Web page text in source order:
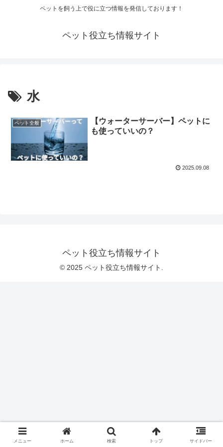
ペットを飼う上で役に立つ情報を発信しております！
ペット役立ち情報サイト
水
ペット全般
【ウォーターサーバー】ペットに
も使っていいの？
2025.09.08
ペット役立ち情報サイト
© 2025 ペット役立ち情報サイト.
メニュー ホーム 検索 トップ サイドバー